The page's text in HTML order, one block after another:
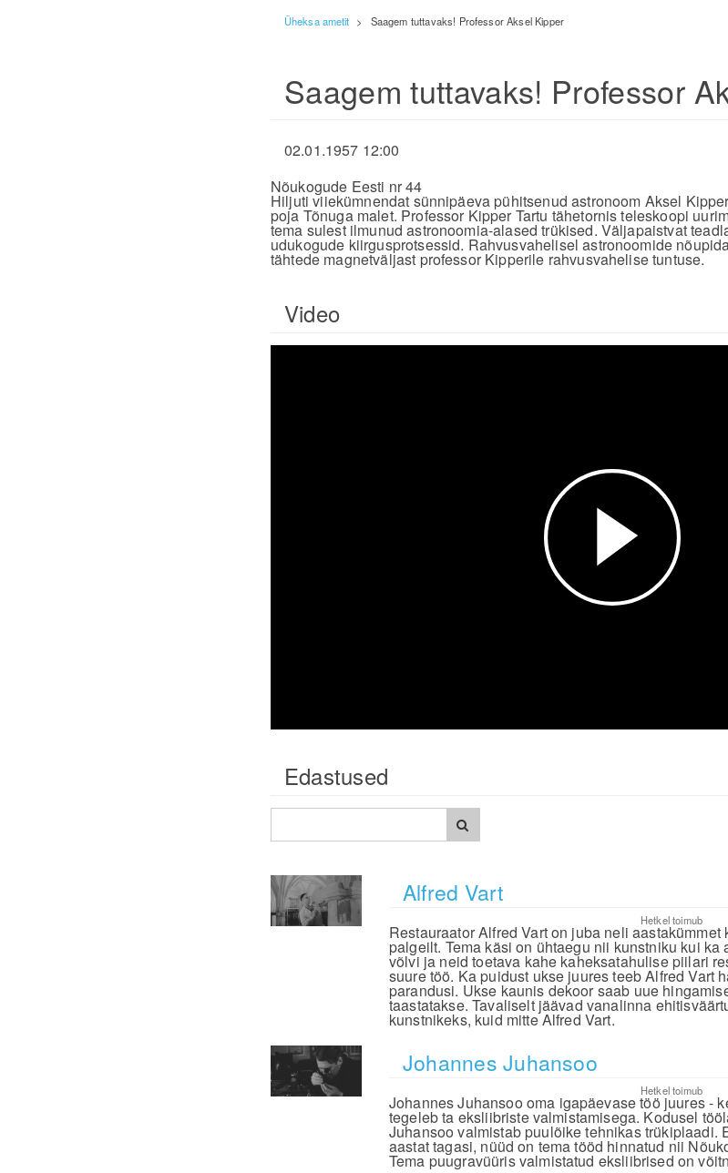
Üheksa ametit > Saagem tuttavaks! Professor Aksel Kipper
Saagem tuttavaks! Professor
02.01.1957 12:00
Nõukogude Eesti nr 44
Hiljuti viiekümnendat sünnipäeva pühitsenud astronoom Aksel
poja Tõnuga malet. Professor Kipper Tartu tähetornis teleskoopi
tema sulest ilmunud astronoomia-alased trükised. Väljapaistvat
udukogude kiirgusprotsessid. Rahvusvahelisel astronoomide
tähtede magnetväljast professor Kipperile rahvusvahelise tuntuse.
Video
Esita
video
Edastused
Alfred Vart
Hetkel toimub
Restauraator Alfred Vart on juba neli
palgeilt. Tema käsi on ühtaegu nii kunstniku kui
võlvi ja neid toetava kahe kaheksatahulise piilari
suure töö. Ka puidust ukse juures teeb Alfred Vart
parandusi. Ukse kaunis dekoor saab uue
taastatakse. Tavaliselt jäävad vanalinna
kunstnikeks, kuid mitte Alfred Vart.
Johannes Juhansoo
Hetkel toimub
Johannes Juhansoo oma igapäevase töö juures -
tegeleb ta eksliibriste valmistamisega. Kodusel
Juhansoo valmistab puulõike tehnikas trükiplaadi.
aastat tagasi, nüüd on tema tööd hinnatud nii
Tema puugravüüris valmistatud eksliibrised on